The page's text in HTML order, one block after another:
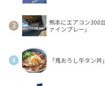
熊本にエアコン300
ァインプレー」
「鬼おろし牛タン